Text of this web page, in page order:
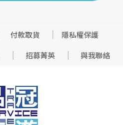
付款取貨
隱私權保護
招募菁英 與我聯絡